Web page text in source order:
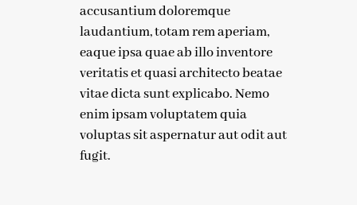
accusantium doloremque
laudantium, totam rem aperiam,
eaque ipsa quae ab illo inventore
veritatis et quasi architecto beatae
vitae dicta sunt explicabo. Nemo
enim ipsam voluptatem quia
voluptas sit aspernatur aut odit aut
fugit.